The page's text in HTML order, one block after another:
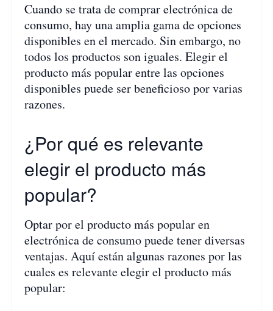
Cuando se trata de comprar electrónica de
consumo, hay una amplia gama de opciones
disponibles en el mercado. Sin embargo, no
todos los productos son iguales. Elegir el
producto más popular entre las opciones
disponibles puede ser beneficioso por varias
razones.
¿Por qué es relevante
elegir el producto más
popular?
Optar por el producto más popular en
electrónica de consumo puede tener diversas
ventajas. Aquí están algunas razones por las
cuales es relevante elegir el producto más
popular: